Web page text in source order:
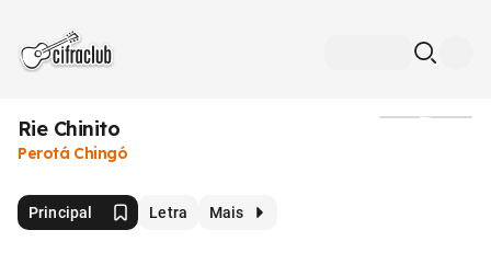
Rie Chinito
Perotá Chingó
Principal Letra Mais